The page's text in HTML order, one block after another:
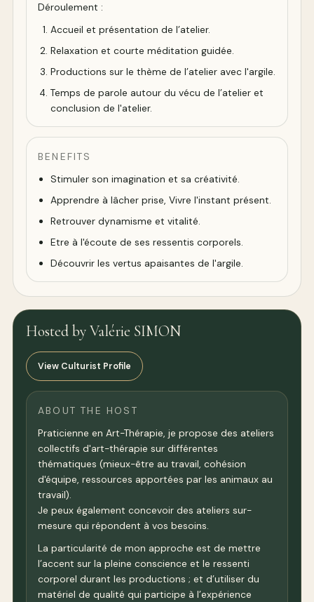
Déroulement :
Accueil et présentation de l’atelier.
Relaxation et courte méditation guidée.
Productions sur le thème de l’atelier avec l'argile.
Temps de parole autour du vécu de l’atelier et
conclusion de l'atelier.
BENEFITS
Stimuler son imagination et sa créativité.
Apprendre à lâcher prise, Vivre l'instant présent.
Retrouver dynamisme et vitalité.
Etre à l'écoute de ses ressentis corporels.
Découvrir les vertus apaisantes de l'argile.
Hosted by Valérie SIMON
View Culturist Profile
ABOUT THE HOST
Praticienne en Art-Thérapie, je propose des ateliers
collectifs d'art-thérapie sur différentes
thématiques (mieux-être au travail, cohésion
d'équipe, ressources apportées par les animaux au
travail).
Je peux également concevoir des ateliers sur-
mesure qui répondent à vos besoins.
La particularité de mon approche est de mettre
l’accent sur la pleine conscience et le ressenti
corporel durant les productions ; et d’utiliser du
matériel de qualité qui participe à l’expérience